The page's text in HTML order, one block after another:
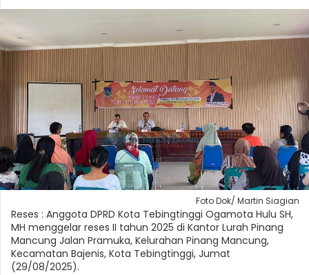
Foto Dok/ Martin Siagian
Reses : Anggota DPRD Kota Tebingtinggi Ogamota Hulu SH,
MH menggelar reses II tahun 2025 di Kantor Lurah Pinang
Mancung Jalan Pramuka, Kelurahan Pinang Mancung,
Kecamatan Bajenis, Kota Tebingtinggi, Jumat
(29/08/2025).